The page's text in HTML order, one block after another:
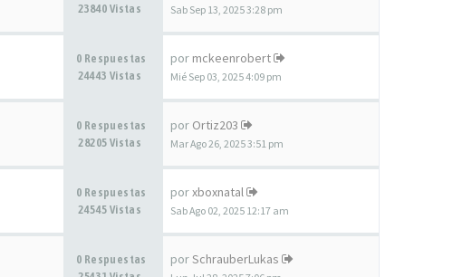
23840 Vistas
Sab Sep 13, 2025 3:28 pm
0 Respuestas
24443 Vistas
por mckeenrobert
Mié Sep 03, 2025 4:09 pm
0 Respuestas
28205 Vistas
por Ortiz203
Mar Ago 26, 2025 3:51 pm
0 Respuestas
24545 Vistas
porxboxnatal
Sab Ago 02, 2025 12:17 am
0 Respuestas
porSchrauberLukas